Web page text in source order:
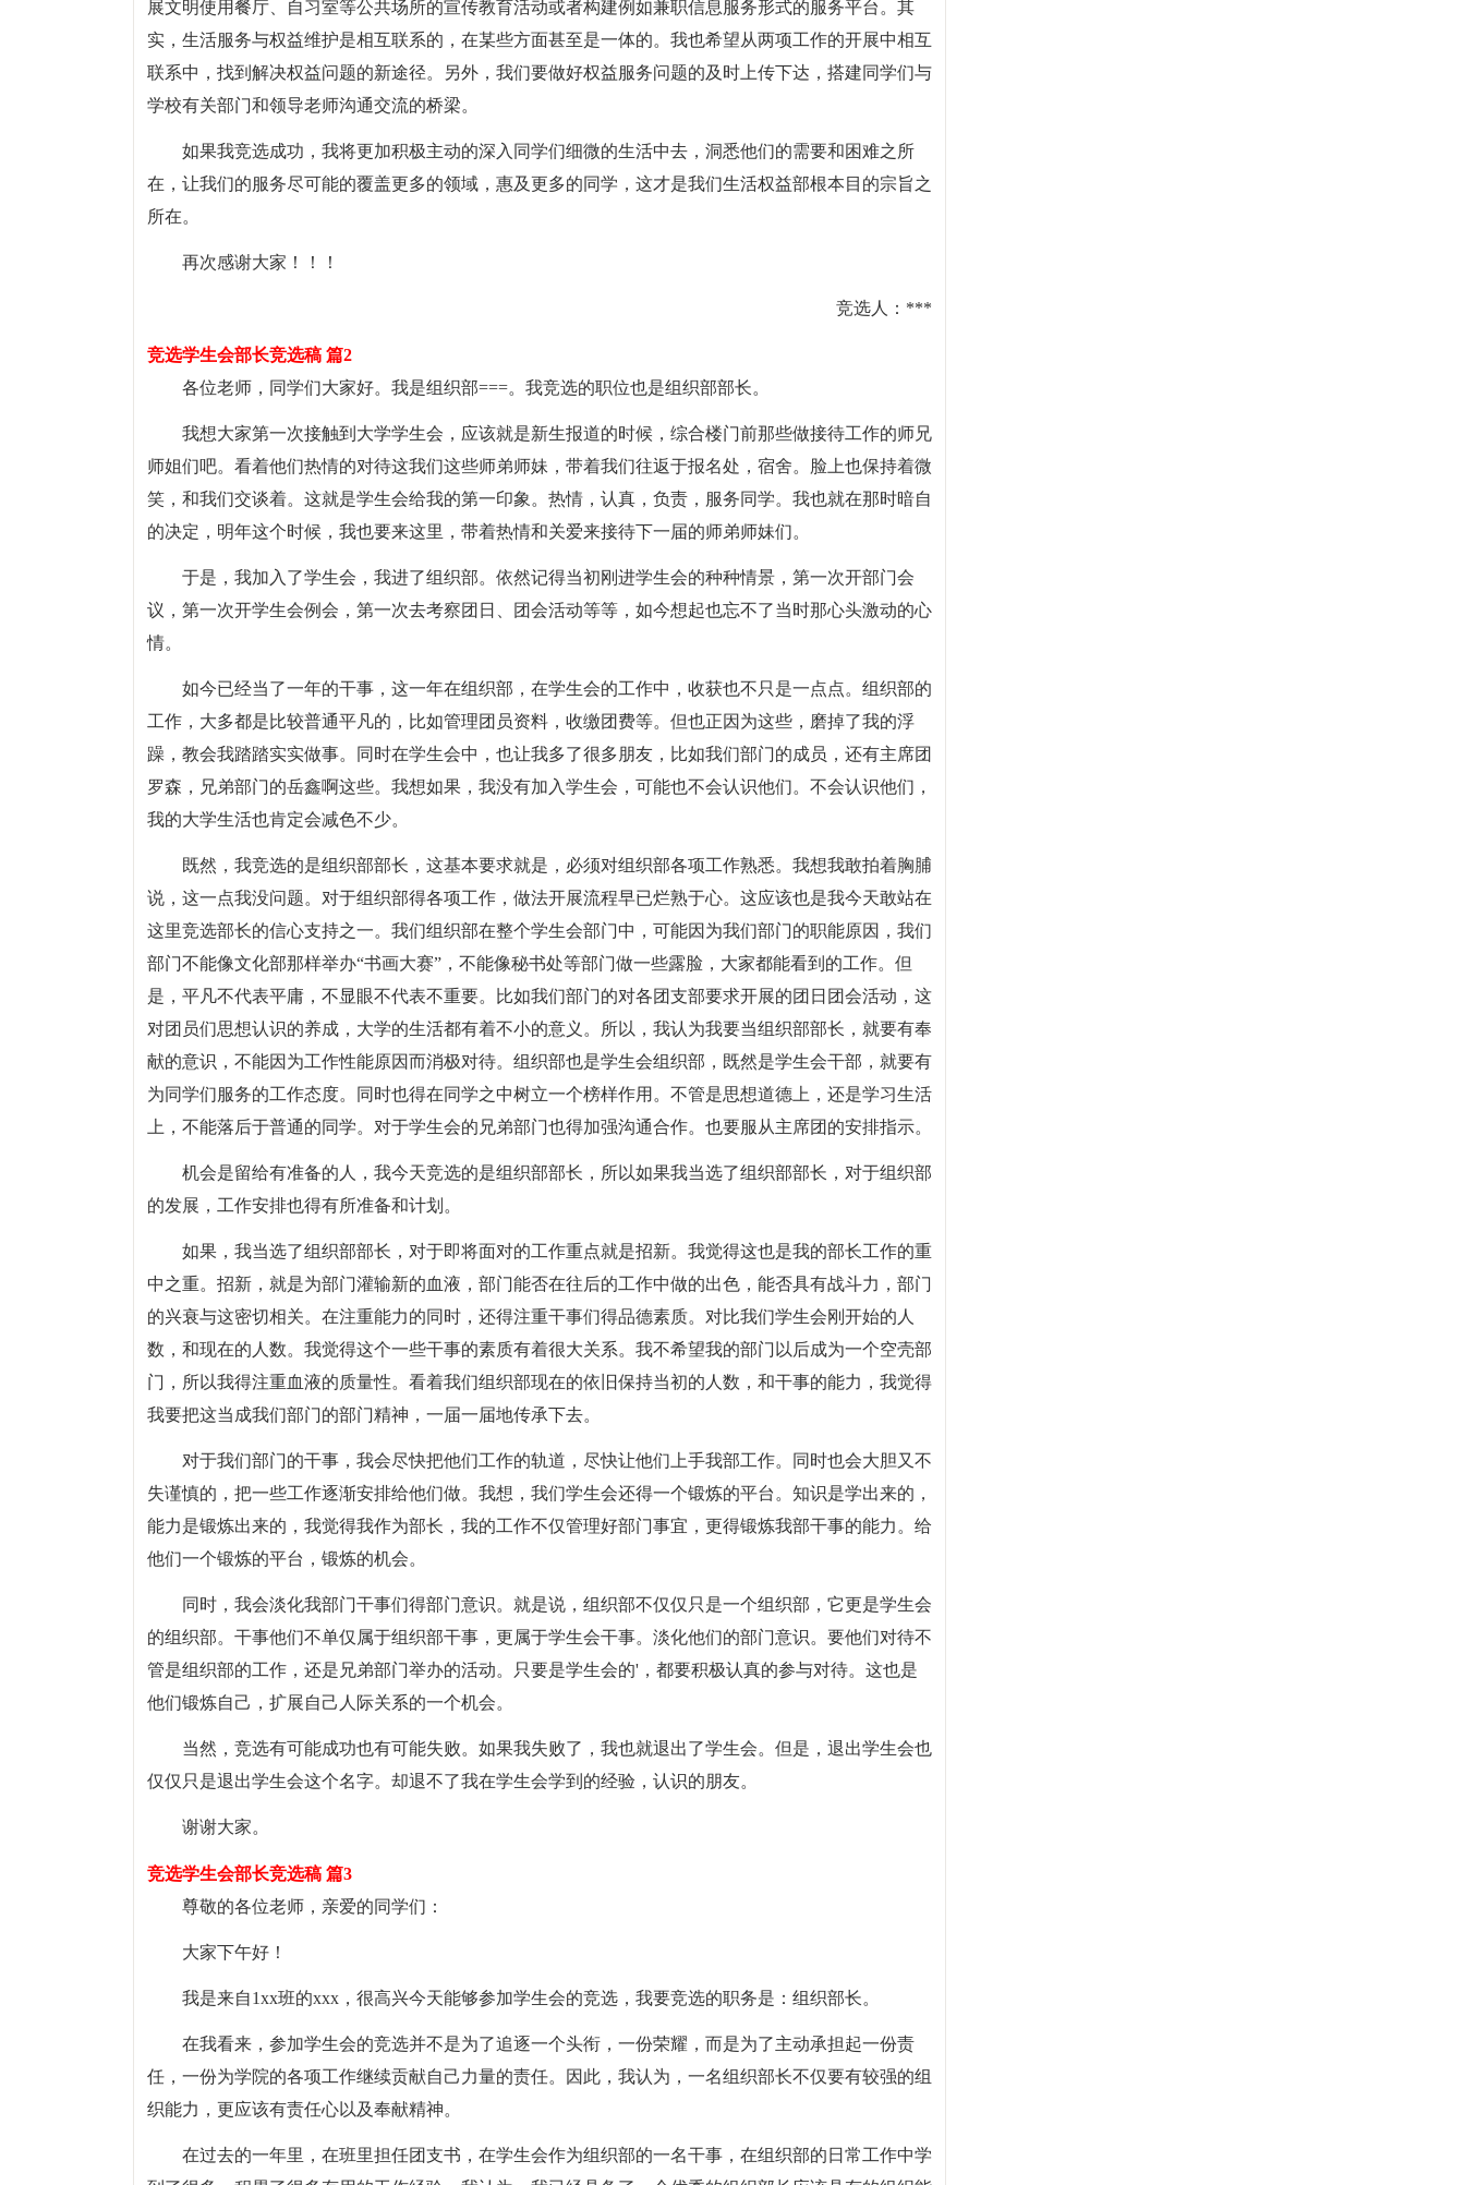
展文明使用餐厅、自习室等公共场所的宣传教育活动或者构建例如兼职信息服务形式的服务平台。其
实，生活服务与权益维护是相互联系的，在某些方面甚至是一体的。我也希望从两项工作的开展中相互
联系中，找到解决权益问题的新途径。另外，我们要做好权益服务问题的及时上传下达，搭建同学们与
学校有关部门和领导老师沟通交流的桥梁。
如果我竞选成功，我将更加积极主动的深入同学们细微的生活中去，洞悉他们的需要和困难之所
在，让我们的服务尽可能的覆盖更多的领域，惠及更多的同学，这才是我们生活权益部根本目的宗旨之
所在。
再次感谢大家！！！
竞选人：***
竞选学生会部长竞选稿 篇2
各位老师，同学们大家好。我是组织部===。我竞选的职位也是组织部部长。
我想大家第一次接触到大学学生会，应该就是新生报道的时候，综合楼门前那些做接待工作的师兄
师姐们吧。看着他们热情的对待这我们这些师弟师妹，带着我们往返于报名处，宿舍。脸上也保持着微
笑，和我们交谈着。这就是学生会给我的第一印象。热情，认真，负责，服务同学。我也就在那时暗自
的决定，明年这个时候，我也要来这里，带着热情和关爱来接待下一届的师弟师妹们。
于是，我加入了学生会，我进了组织部。依然记得当初刚进学生会的种种情景，第一次开部门会
议，第一次开学生会例会，第一次去考察团日、团会活动等等，如今想起也忘不了当时那心头激动的心
情。
如今已经当了一年的干事，这一年在组织部，在学生会的工作中，收获也不只是一点点。组织部的
工作，大多都是比较普通平凡的，比如管理团员资料，收缴团费等。但也正因为这些，磨掉了我的浮
躁，教会我踏踏实实做事。同时在学生会中，也让我多了很多朋友，比如我们部门的成员，还有主席团
罗森，兄弟部门的岳鑫啊这些。我想如果，我没有加入学生会，可能也不会认识他们。不会认识他们，
我的大学生活也肯定会减色不少。
既然，我竞选的是组织部部长，这基本要求就是，必须对组织部各项工作熟悉。我想我敢拍着胸脯
说，这一点我没问题。对于组织部得各项工作，做法开展流程早已烂熟于心。这应该也是我今天敢站在
这里竞选部长的信心支持之一。我们组织部在整个学生会部门中，可能因为我们部门的职能原因，我们
部门不能像文化部那样举办“书画大赛”，不能像秘书处等部门做一些露脸，大家都能看到的工作。但
是，平凡不代表平庸，不显眼不代表不重要。比如我们部门的对各团支部要求开展的团日团会活动，这
对团员们思想认识的养成，大学的生活都有着不小的意义。所以，我认为我要当组织部部长，就要有奉
献的意识，不能因为工作性能原因而消极对待。组织部也是学生会组织部，既然是学生会干部，就要有
为同学们服务的工作态度。同时也得在同学之中树立一个榜样作用。不管是思想道德上，还是学习生活
上，不能落后于普通的同学。对于学生会的兄弟部门也得加强沟通合作。也要服从主席团的安排指示。
机会是留给有准备的人，我今天竞选的是组织部部长，所以如果我当选了组织部部长，对于组织部
的发展，工作安排也得有所准备和计划。
如果，我当选了组织部部长，对于即将面对的工作重点就是招新。我觉得这也是我的部长工作的重
中之重。招新，就是为部门灌输新的血液，部门能否在往后的工作中做的出色，能否具有战斗力，部门
的兴衰与这密切相关。在注重能力的同时，还得注重干事们得品德素质。对比我们学生会刚开始的人
数，和现在的人数。我觉得这个一些干事的素质有着很大关系。我不希望我的部门以后成为一个空壳部
门，所以我得注重血液的质量性。看着我们组织部现在的依旧保持当初的人数，和干事的能力，我觉得
我要把这当成我们部门的部门精神，一届一届地传承下去。
对于我们部门的干事，我会尽快把他们工作的轨道，尽快让他们上手我部工作。同时也会大胆又不
失谨慎的，把一些工作逐渐安排给他们做。我想，我们学生会还得一个锻炼的平台。知识是学出来的，
能力是锻炼出来的，我觉得我作为部长，我的工作不仅管理好部门事宜，更得锻炼我部干事的能力。给
他们一个锻炼的平台，锻炼的机会。
同时，我会淡化我部门干事们得部门意识。就是说，组织部不仅仅只是一个组织部，它更是学生会
的组织部。干事他们不单仅属于组织部干事，更属于学生会干事。淡化他们的部门意识。要他们对待不
管是组织部的工作，还是兄弟部门举办的活动。只要是学生会的'，都要积极认真的参与对待。这也是
他们锻炼自己，扩展自己人际关系的一个机会。
当然，竞选有可能成功也有可能失败。如果我失败了，我也就退出了学生会。但是，退出学生会也
仅仅只是退出学生会这个名字。却退不了我在学生会学到的经验，认识的朋友。
谢谢大家。
竞选学生会部长竞选稿 篇3
尊敬的各位老师，亲爱的同学们：
大家下午好！
我是来自1xx班的xxx，很高兴今天能够参加学生会的竞选，我要竞选的职务是：组织部长。
在我看来，参加学生会的竞选并不是为了追逐一个头衔，一份荣耀，而是为了主动承担起一份责
任，一份为学院的各项工作继续贡献自己力量的责任。因此，我认为，一名组织部长不仅要有较强的组
织能力，更应该有责任心以及奉献精神。
在过去的一年里，在班里担任团支书，在学生会作为组织部的一名干事，在组织部的日常工作中学